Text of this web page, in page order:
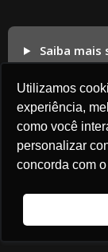
Utilizamos
experiência,
como você
personalizar
concorda com
Saiba mais